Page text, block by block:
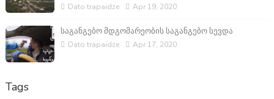
Dato trapaidze Apr 19, 2020
საგანგებო მდგომარეობის საგანგებო სევდა
Dato trapaidze Apr 17, 2020
Tags